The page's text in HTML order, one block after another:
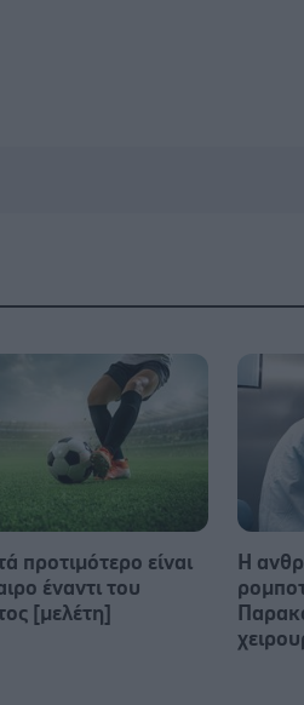
προτιμότερο είναι
έναντι του
[μελέτη]
Η